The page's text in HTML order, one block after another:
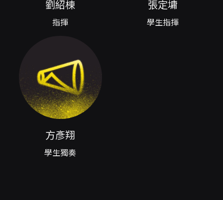
張力，適合一般大眾與管樂愛好者觀賞。 本次演
雅而富有銅管光澤的合奏帶來熱烈歡欣的氣氛；
樂元素，塑造出充滿動感與史詩感的音響風景，
呈現不同文化節奏下管樂團的節奏操控與色彩變
化。上半場的重點之一是由學生獨奏家演出的
《Symphonic Variants for Euphonium and
Wind Orchestra》，透過一系列變奏展示上低
音號在音色與技巧上的多樣可能，是聆聽獨奏與
特（Jan Van der Roost）的《Ponte
力勾勒古橋長存的穩固與莊嚴；隨後弗蘭克·提克
劉紹棟
指揮
張定墉
學生指揮
方彥翔
學生獨奏